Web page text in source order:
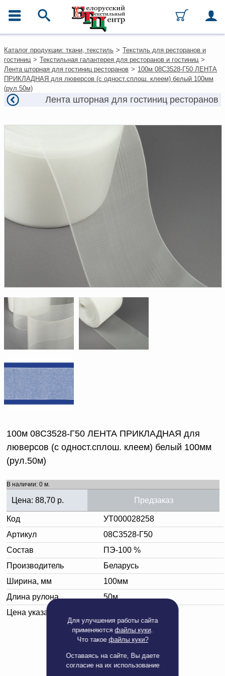
Для улучшения работы сайта
применяютсяфайлы куки.
Что такое файлы куки?
Оставаясь на сайте, Вы даете
согласие на их использование
Каталог
Ткани
Домашний текстиль
Одежда
Ковры
Текстиль для ресторанов и
Текстильная галантерея и
Условия работы
Оплата и доставка
Как оформить заказ
Написать нам
Доверенность на
Документы по работе с
персональными данными
Письмо руководителю
Новости | Статьи
Каталог продукции: ткани, текстиль > Текстиль для ресторанов и
гостиниц > Текстильная галантерея для ресторанов и гостиниц >
Лента шторная для гостиниц ресторанов > 100м 08С3528-Г50 ЛЕНТА
ПРИКЛАДНАЯ для люверсов (с одност.сплош. клеем) белый 100мм
(рул.50м)
Лента шторная для гостиниц ресторанов
100м 08С3528-Г50 ЛЕНТА ПРИКЛАДНАЯ для
люверсов (с одност.сплош. клеем) белый 100мм
(рул.50м)
В наличии: 0 м.
Цена: 88,70 р. Предзаказ
Код
УТ000028258
Артикул
08С3528-Г50
Состав
ПЭ-100 %
Производитель
Беларусь
Ширина, мм
100мм
Длина рулона
50м
Цена указана за:
Добавить